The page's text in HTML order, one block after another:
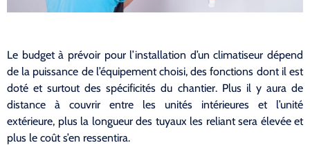
Le budget à prévoir pour l’installation d’un climatiseur dépend
de la puissance de l’équipement choisi, des fonctions dont il est
doté et surtout des spécificités du chantier. Plus il y aura de
distance à couvrir entre les unités intérieures et l’unité
extérieure, plus la longueur des tuyaux les reliant sera élevée et
plus le coût s’en ressentira.